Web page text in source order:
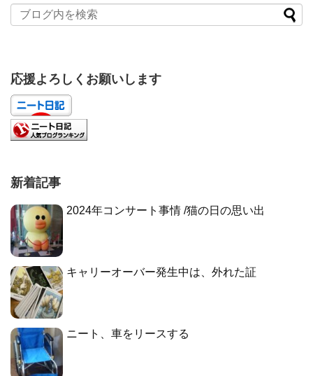
応援よろしくお願いします
新着記事
2024年コンサート事情 /猫の日の思い出
キャリーオーバー発生中は、外れた証
ニート、車をリースする